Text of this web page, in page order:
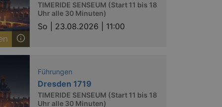
TIMERIDE SENSEUM (Start 11 bis 18
Uhr alle 30 Minuten)
So | 23.08.2026 | 11:00
Führungen
Dresden 1719
TIMERIDE SENSEUM (Start 11 bis 18
Uhr alle 30 Minuten)
the end user uses the
may have seen before